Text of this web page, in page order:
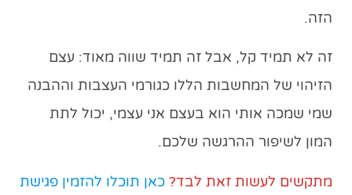
הזה.
זה לא תמיד קל, אבל זה תמיד שווה מאוד: עצם
הזיהוי של המחשבות הללו כגורמי העצבות וההבנה
שמי שמכה אותי הוא בעצם אני עצמי, יכול לתת
המון לשיפור ההרגשה שלכם.
מתקשים לעשות זאת לבד? כאן תוכלו להזמין פגישת